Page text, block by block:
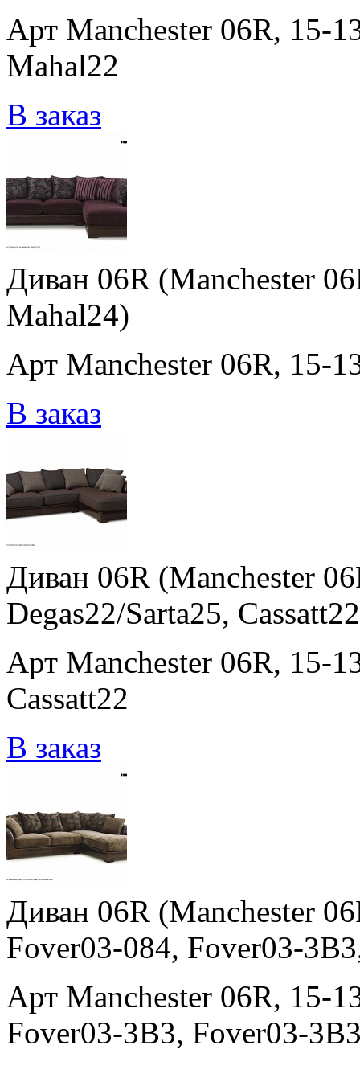
Арт Manchester 06R, 15-
Mahal22
В заказ
Диван 06R (Manchester
Mahal24)
Арт Manchester 06R, 15-
В заказ
Диван 06R (Manchester
Degas22/Sarta25,
Арт Manchester 06R, 15-
Cassatt22
В заказ
Диван 06R (Manchester
Fover03-084, Fover03-
Арт Manchester 06R, 15-
Fover03-3B3, Fover03-